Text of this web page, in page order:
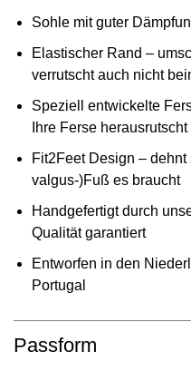
Sohle mit guter
Elastischer Rand –
verrutscht auch nicht
Speziell entwickelte
Ihre Ferse herausrutscht
Fit2Feet Design –
valgus-)Fuß es braucht
Handgefertigt durch
Qualität garantiert
Entworfen in den
Portugal
Passform